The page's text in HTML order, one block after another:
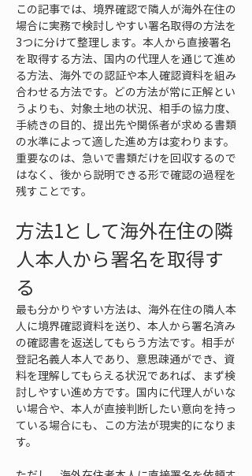
この記事では、境界確認で隣人が海外在住の
場合に実務で検討しやすい署名取得の方法を
3つに分けて整理します。本人から直接署名
を取得する方法、国内の代理人を通じて進め
る方法、海外での認証や本人確認資料を組み
合わせる方法です。どの方法が常に正解とい
うよりも、対象土地の状況、相手の協力度、
手続きの目的、提出先や関係者が求める書類
の水準によって適した進め方は変わります。
重要なのは、急いで書類だけを回収するので
はなく、後から説明できる形で確認の過程を
残すことです。
方法1として海外在住の隣
人本人から署名を取得す
る
最も分かりやすい方法は、海外在住の隣人本
人に境界確認資料を送り、本人から署名済み
の確認書を返送してもらう方法です。相手が
登記名義人本人であり、意思疎通ができ、資
料を理解してもらえる状況であれば、まず検
討しやすい進め方です。国内に代理人がいな
い場合や、本人が直接判断したい意向を持っ
ている場合にも、この方法が現実的になりま
す。